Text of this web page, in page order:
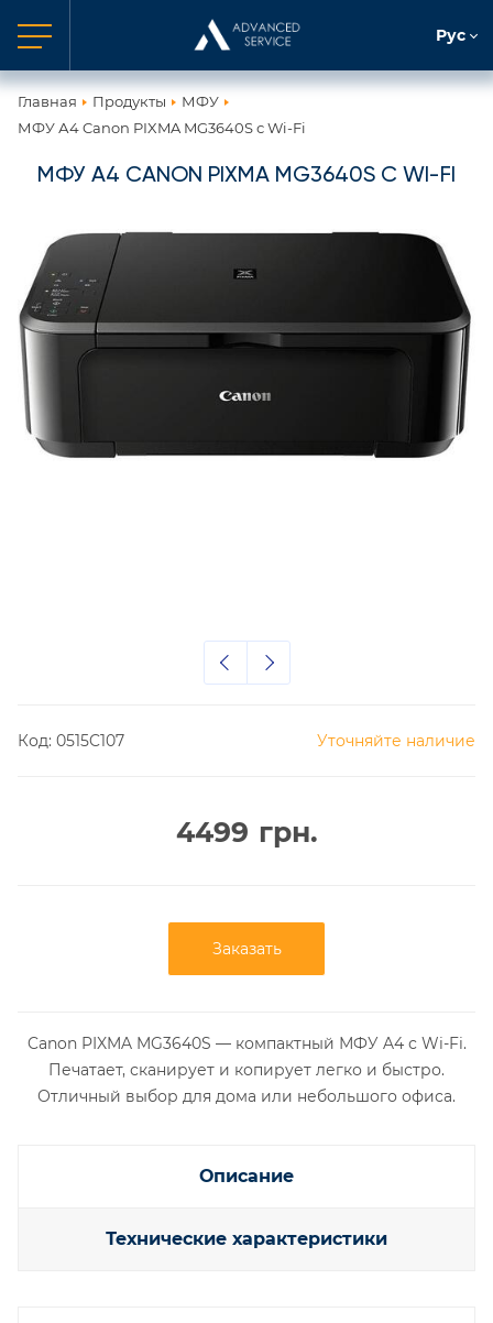
Рус
Главная Продукты
МФУ
МФУ А4 Canon PIXMA MG3640S с Wi-Fi
МФУ А4 CANON PIXMA MG3640S С WI-FI
Код: 0515C107 Уточняйте наличие
4499 грн.
Заказать
Canon PIXMA MG3640S — компактный МФУ A4 с Wi-Fi.
Печатает, сканирует и копирует легко и быстро.
Отличный выбор для дома или небольшого офиса.
Описание
Технические характеристики